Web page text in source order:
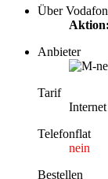
Über
Aktion:
Anbieter
Tarif
Telefonflat
nein
Bestellen